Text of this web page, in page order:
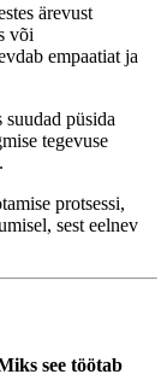
ärevust
või
empaatiat ja
püsida
tegevuse
protsessi,
sest eelnev
see töötab